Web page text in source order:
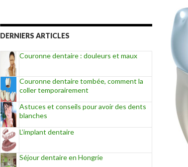
DERNIERS ARTICLES
Couronne dentaire : douleurs et maux
Couronne dentaire tombée, comment la
coller temporairement
Astuces et conseils pour avoir des dents
blanches
L’implant dentaire
Séjour dentaire en Hongrie